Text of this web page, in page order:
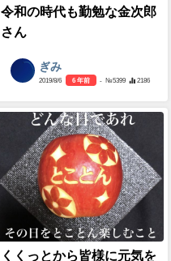
令和の時代も勤勉な金次郎
さん
ぎみ
2019/8/6 6 年前 - №5399 2186
くくっとから皆様に元気を